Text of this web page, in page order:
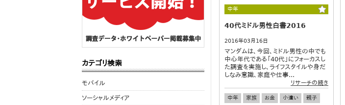
中年
40代ミドル男性白書2016
2016年03月16日
マンダムは、今回、ミドル男性の中でも
中心年代である「40代」にフォーカスし
た調査を実施し、ライフスタイルや身だ
しなみ意識、家庭や仕事...
リサーチの続き
中年 家族 お金 小遣い
親子
カテゴリ検索
モバイル
ソーシャルメディア